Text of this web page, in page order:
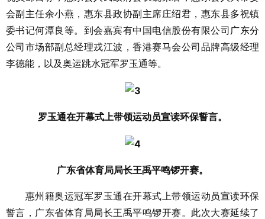
会副主任余小燕，惠东县政协副主席庄绍君，惠东县多祝镇
委书记何潭良等。到会嘉宾有中国电信股份有限公司广东分
公司市场部副总经理戎江波，香港赛马会公司品牌高级经理
李德能，以及奥运跳水冠军罗玉通等。
罗玉通在开幕式上带领运动员宣读环保誓言。
广东省体育局局长王禹平鸣锣开赛。
惠州籍奥运冠军罗玉通在开幕式上带领运动员宣读环保
誓言，广东省体育局局长王禹平鸣锣开赛。此次大赛延续了